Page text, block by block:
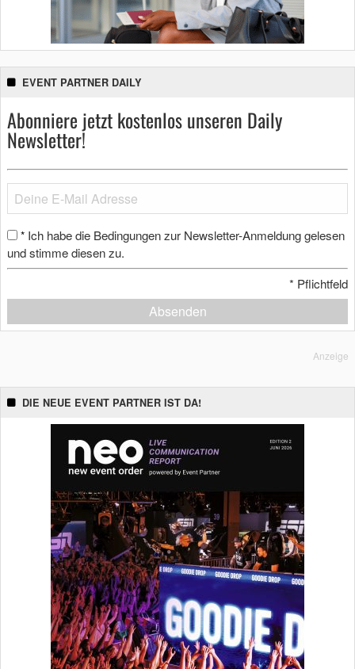
EVENT PARTNER DAILY
Abonniere jetzt kostenlos unseren Daily
Newsletter!
* Ich habe die Bedingungen zur Newsletter-Anmeldung gelesen
und stimme diesen zu.
* Pflichtfeld
Absenden
Anzeige
DIE NEUE EVENT PARTNER IST DA!